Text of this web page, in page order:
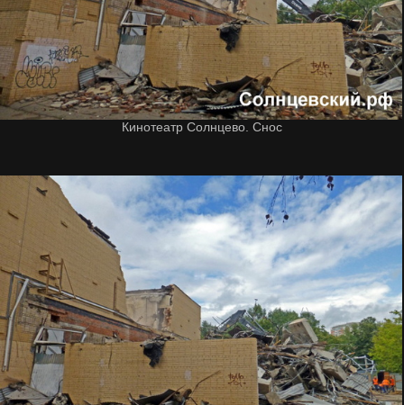
Кинотеатр Солнцево. Снос